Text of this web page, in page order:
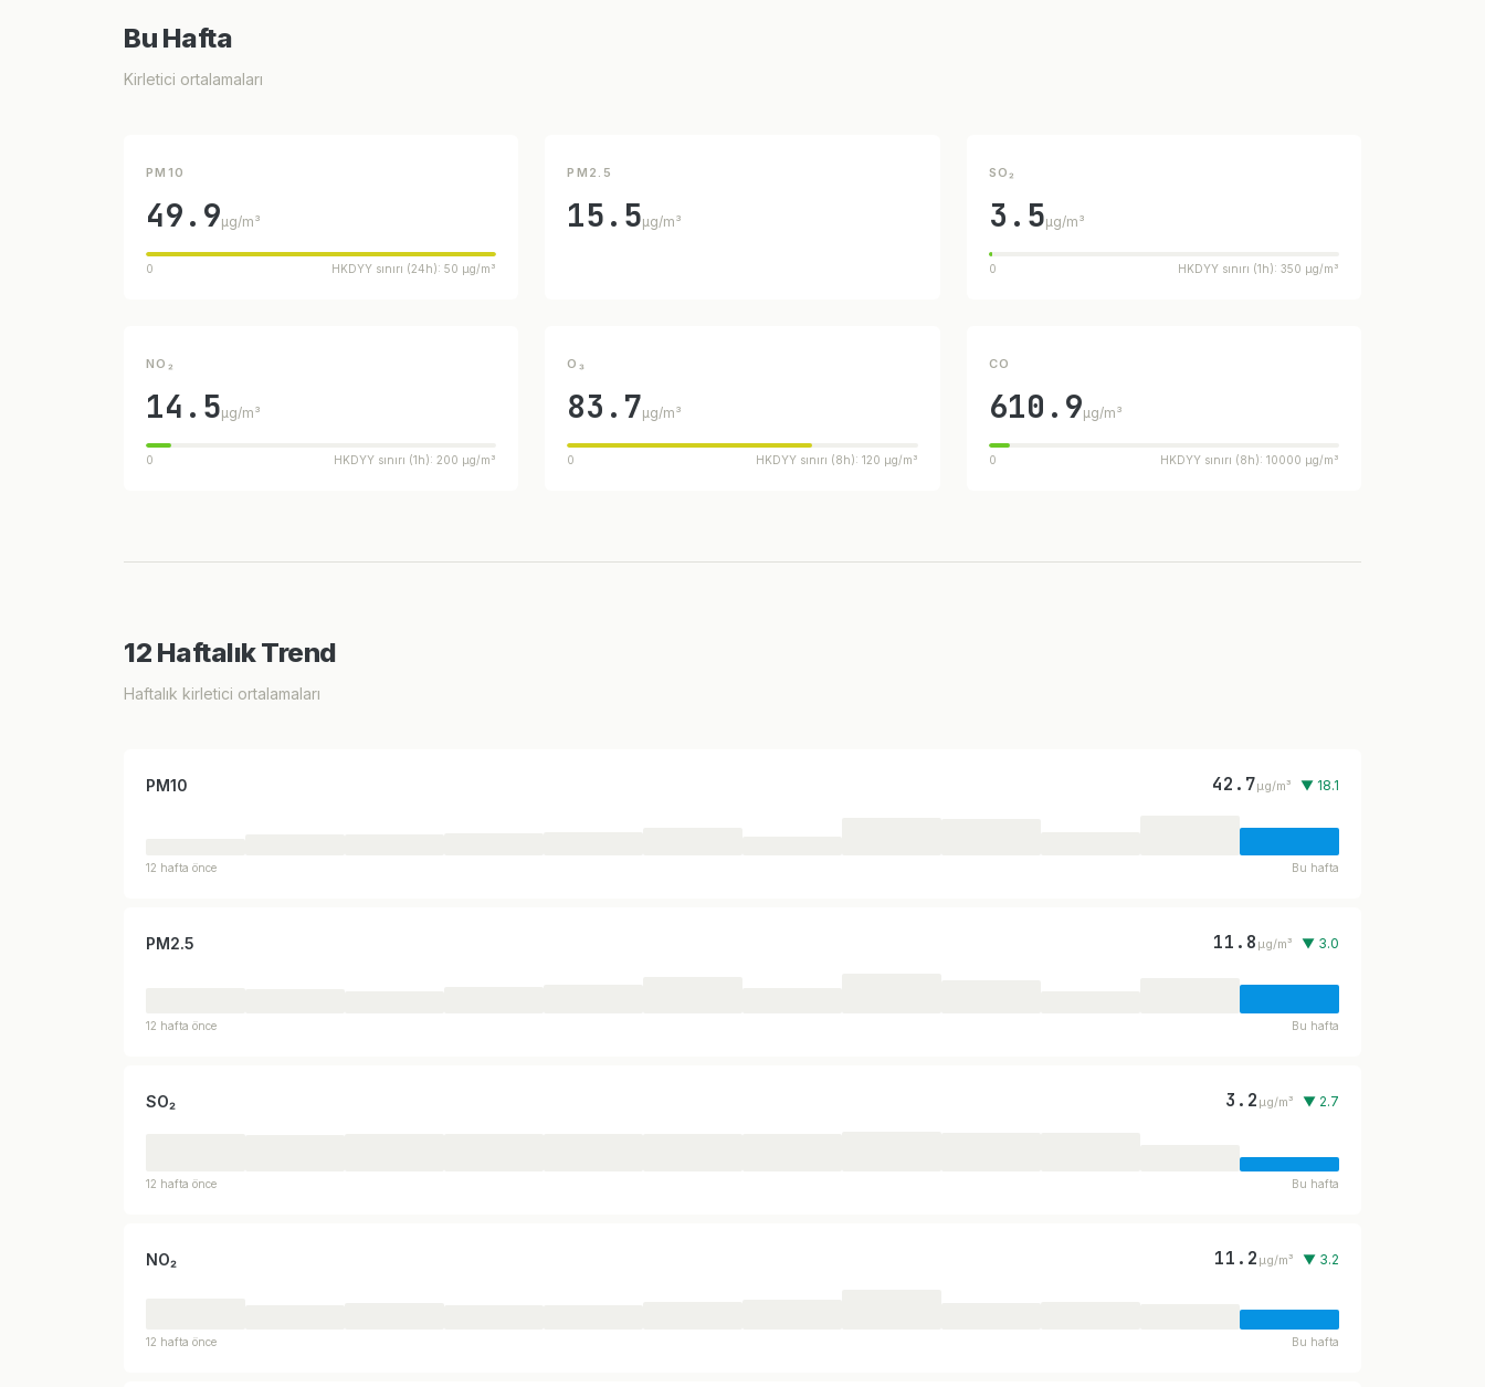
Bu Hafta
Kirletici ortalamaları
PM10
49.9µg/m³
0 HKDYY sınırı (24h): 50 µg/m³
PM2.5
15.5µg/m³
SO₂
3.5µg/m³
0 HKDYY sınırı (1h): 350 µg/m³
NO₂
14.5µg/m³
0 HKDYY sınırı (1h): 200 µg/m³
O₃
83.7µg/m³
0 HKDYY sınırı (8h): 120 µg/m³
CO
610.9µg/m³
0 HKDYY sınırı (8h): 10000 µg/m³
12 Haftalık Trend
Haftalık kirletici ortalamaları
PM10 42.7µg/m³ ▼ 18.1
12 hafta önce Bu hafta
PM2.5 11.8 µg/m³ ▼ 3.0
12 hafta önce Bu hafta
SO₂ 3.2 µg/m³ ▼ 2.7
12 hafta önce Bu hafta
NO₂ 11.2 µg/m³ ▼ 3.2
12 hafta önce Bu hafta